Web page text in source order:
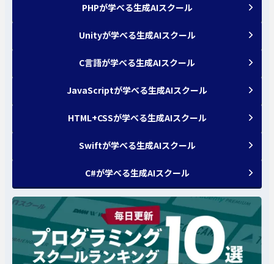
PHPが学べる生成AIスクール
Unityが学べる生成AIスクール
C言語が学べる生成AIスクール
JavaScriptが学べる生成AIスクール
HTML+CSSが学べる生成AIスクール
Swiftが学べる生成AIスクール
C#が学べる生成AIスクール